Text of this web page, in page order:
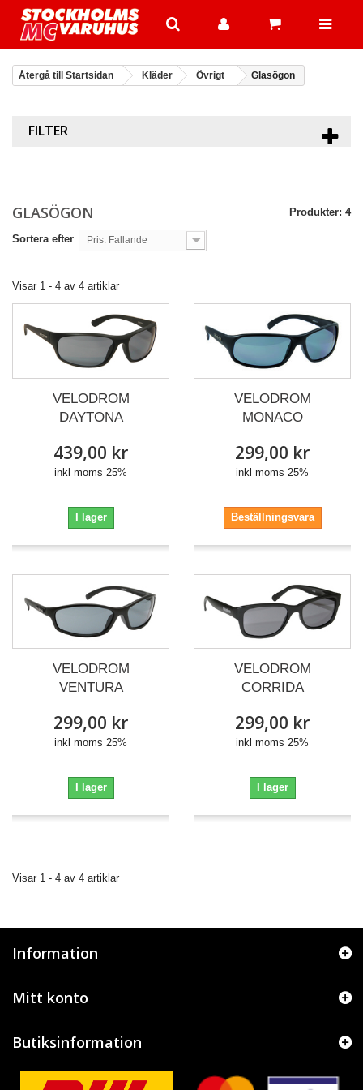
Återgå till Startsidan Kläder Övrigt Glasögon
FILTER
GLASÖGON Produkter: 4
Sortera efter Pris: Fallande
Visar 1 - 4 av 4 artiklar
VELODROM
DAYTONA
439,00 kr
inkl moms 25%
I lager
VELODROM
MONACO
299,00 kr
inkl moms 25%
Beställningsvara
VELODROM
VENTURA
299,00 kr
inkl moms 25%
I lager
VELODROM
CORRIDA
299,00 kr
inkl moms 25%
I lager
Visar 1 - 4 av 4 artiklar
Information
Mitt konto
Butiksinformation